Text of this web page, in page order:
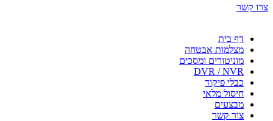
צרו קשר
דף בית
מצלמות אבטחה
מוניטורים ומסכים
DVR / NVR
כבלי פיקוד
חיסול מלאי
מבצעים
צור קשר